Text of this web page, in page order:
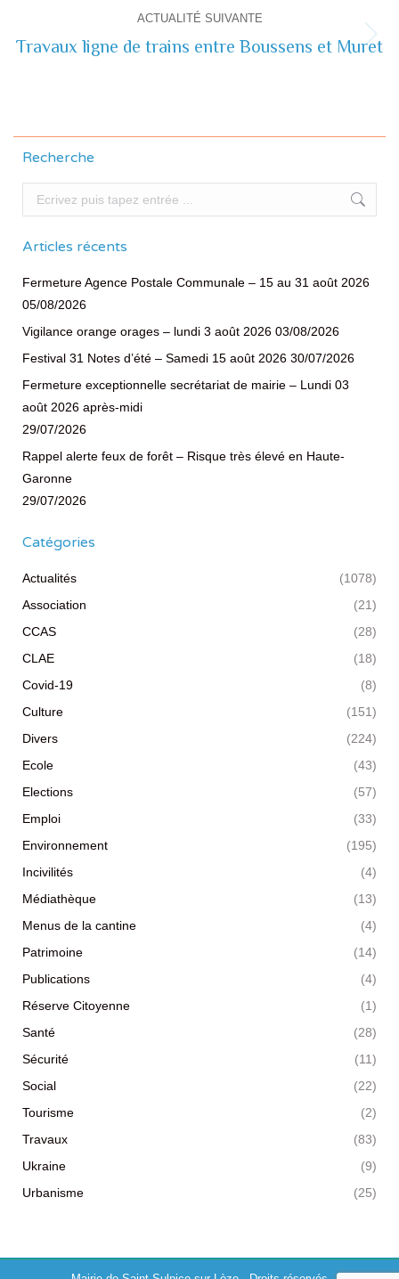
ACTUALITÉ SUIVANTE
Actualité
Travaux ligne de trains entre Boussens et Muret
Recherche
Recherche
Articles récents
Fermeture Agence Postale Communale – 15 au 31 août 2026
05/08/2026
Vigilance orange orages – lundi 3 août 2026 03/08/2026
Festival 31 Notes d’été – Samedi 15 août 2026 30/07/2026
Fermeture exceptionnelle secrétariat de mairie – Lundi 03
août 2026 après-midi
29/07/2026
Rappel alerte feux de forêt – Risque très élevé en Haute-
Garonne
29/07/2026
Catégories
Actualités
(1078)
Association
(21)
CCAS
(28)
CLAE
(18)
Covid-19
(8)
Culture
(151)
Divers
(224)
Ecole
(43)
Elections
(57)
Emploi
(33)
Environnement
(195)
Incivilités
(4)
Médiathèque
(13)
Menus de la cantine
(4)
Patrimoine
(14)
Publications
(4)
Réserve Citoyenne
(1)
Santé
(28)
Sécurité
(11)
Social
(22)
Tourisme
(2)
Travaux
(83)
Ukraine
(9)
Urbanisme
(25)